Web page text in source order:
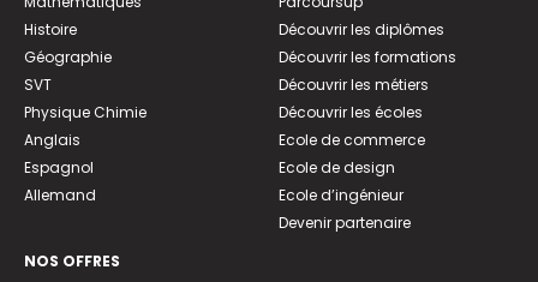
Histoire
Géographie
SVT
Physique Chimie
Anglais
Espagnol
Allemand
NOS OFFRES
Découvrir les diplômes
Découvrir les formations
Découvrir les métiers
Découvrir les écoles
Ecole de commerce
Ecole de design
Ecole d’ingénieur
Devenir partenaire